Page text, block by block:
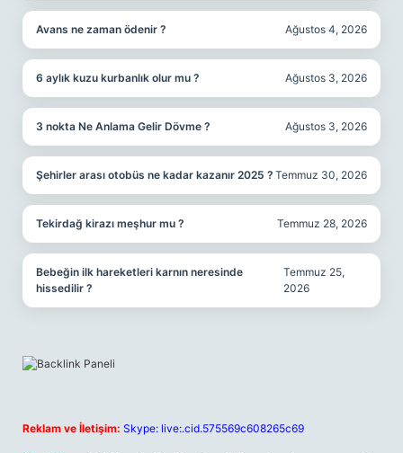
Avans ne zaman ödenir ? Ağustos 4, 2026
6 aylık kuzu kurbanlık olur mu ? Ağustos 3, 2026
3 nokta Ne Anlama Gelir Dövme ? Ağustos 3, 2026
Şehirler arası otobüs ne kadar kazanır 2025 ? Temmuz 30, 2026
Tekirdağ kirazı meşhur mu ? Temmuz 28, 2026
Bebeğin ilk hareketleri karnın neresinde
hissedilir ?
Temmuz 25,
2026
Reklam ve İletişim: Skype: live:.cid.575569c608265c69